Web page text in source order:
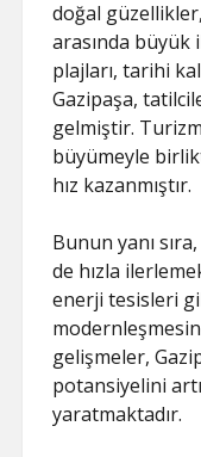
doğal
arasında
plajları, tarihi
Gazipaşa,
gelmiştir.
büyümeyle
hız kazanmıştır.
Bunun yanı
de hızla
enerji tesisleri
gelişmeler,
potansiyelini
yaratmaktadır.